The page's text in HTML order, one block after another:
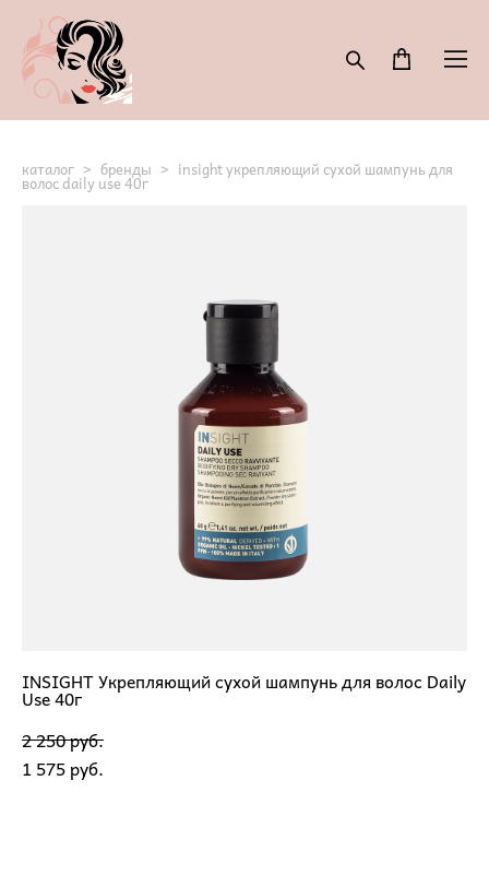
каталог > бренды > insight укрепляющий сухой шампунь для
волос daily use 40г
INSIGHT Укрепляющий сухой шампунь для волос Daily
Use 40г
2 250 pуб.
1 575 pуб.